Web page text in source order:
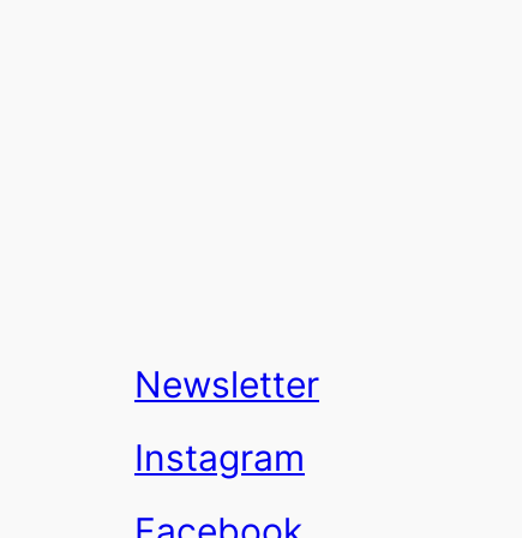
Newsletter
Instagram